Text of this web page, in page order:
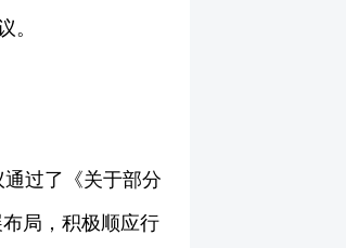
过了《关于部分
局，积极顺应行